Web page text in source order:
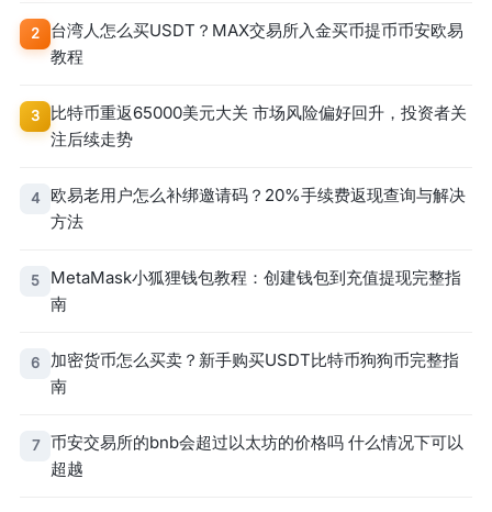
2
台湾人怎么买USDT？MAX交易所入金买币提币币安欧易
教程
3
比特币重返65000美元大关 市场风险偏好回升，投资者关
注后续走势
4
欧易老用户怎么补绑邀请码？20%手续费返现查询与解决
方法
5
MetaMask小狐狸钱包教程：创建钱包到充值提现完整指
南
6
加密货币怎么买卖？新手购买USDT比特币狗狗币完整指
南
7
币安交易所的bnb会超过以太坊的价格吗 什么情况下可以
超越